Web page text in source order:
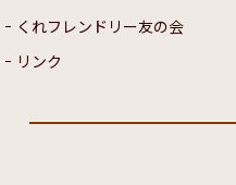
くれフレンドリー友の会
リンク